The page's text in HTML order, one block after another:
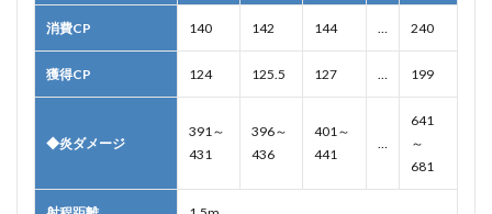
消費CP 140 142 144 … 240
獲得CP 124 125.5 127 … 199
◆炎ダメージ
391～
431
396～
436
401～
441
…
641
～
681